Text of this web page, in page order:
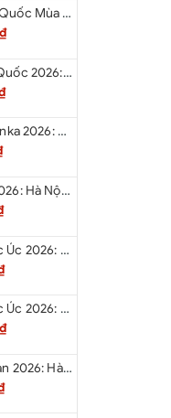
trình.
hành và
đến đỉnh
chụp
ảnh đúng
Số điện
địa chỉ
xin visa.
ngày khởi
Du Lịch Hàn Quốc Mùa Hè 2026: Hà Nội - Busan - Gyeongju - Seoul - Đảo Nami - Tàu Điện Ven Biển Haeundae - Cầu Kính Oryukdo - Làng Văn Hóa Huinnyeoul
Du lịch Hàn Quốc 2026: Hà Nội - Busan - Gyeongju - Seoul - Đảo Nami - Tàu Điện Ven Biển Haeundae - Cỏ Hồng Muhly - Làng Văn Hóa Huinnyeoul
Du lịch Sri Lanka 2026: Colombo - Negombo - Pinnawala - Kandy - Kalutara - Nuwara - Eliya
Du Lịch Úc 2026: Hà Nội - Sydney- Canberra - Melbourne - Hà Nội
Du Lịch Nước Úc 2026: Hà Nội - Sydney- Canberra - Melbourne - Hà Nội
Du Lịch Nước Úc 2026: Hà Nội - Melbourne - Canberra - Sydney - Hà Nội
Du lịch Bhutan 2026: Hà Nội - Bhutan - Paro - Thimphu - Punakha